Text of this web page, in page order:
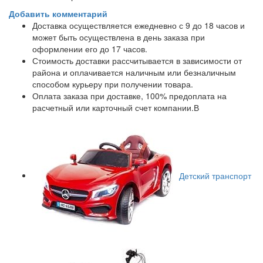
Добавить комментарий
Доставка осуществляется ежедневно с 9 до 18 часов и
может быть осуществлена в день заказа при
оформлении его до 17 часов.
Стоимость доставки рассчитывается в зависимости от
района и оплачивается наличным или безналичным
способом курьеру при получении товара.
Оплата заказа при доставке, 100% предоплата на
расчетный или карточный счет компании.В
Детский транспорт